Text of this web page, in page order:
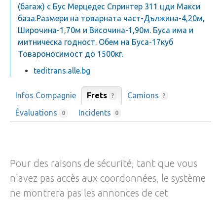
(багаж) с Бус Мерцедес Спринтер 311 цди Макси
база.Размери на товарната част-Дължина-4,20м,
Широчина-1,70м и Височина-1,90м. Буса има и
митническа годност. Обем на Буса-17куб
Товароносимост до 1500кг.
teditrans.alle.bg
Infos Compagnie Frets ? Camions ?
Évaluations 0 Incidents 0
Pour des raisons de sécurité, tant que vous
n'avez pas accès aux coordonnées, le système
ne montrera pas les annonces de cet